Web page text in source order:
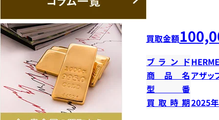
買取金額
ブランド
商品名アザッ
型番
買取時期2025